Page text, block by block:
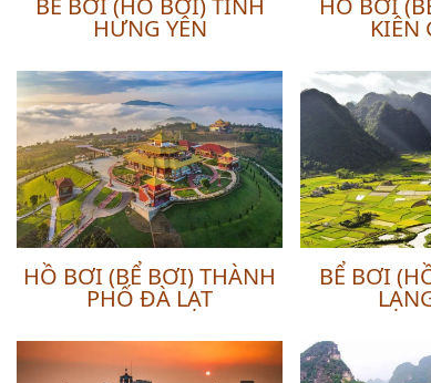
BỂ BƠI (HỒ BƠI) TỈNH
HƯNG YÊN
HỒ BƠI
KIÊN
HỒ BƠI (BỂ BƠI) THÀNH
PHỐ ĐÀ LẠT
BỂ BƠI